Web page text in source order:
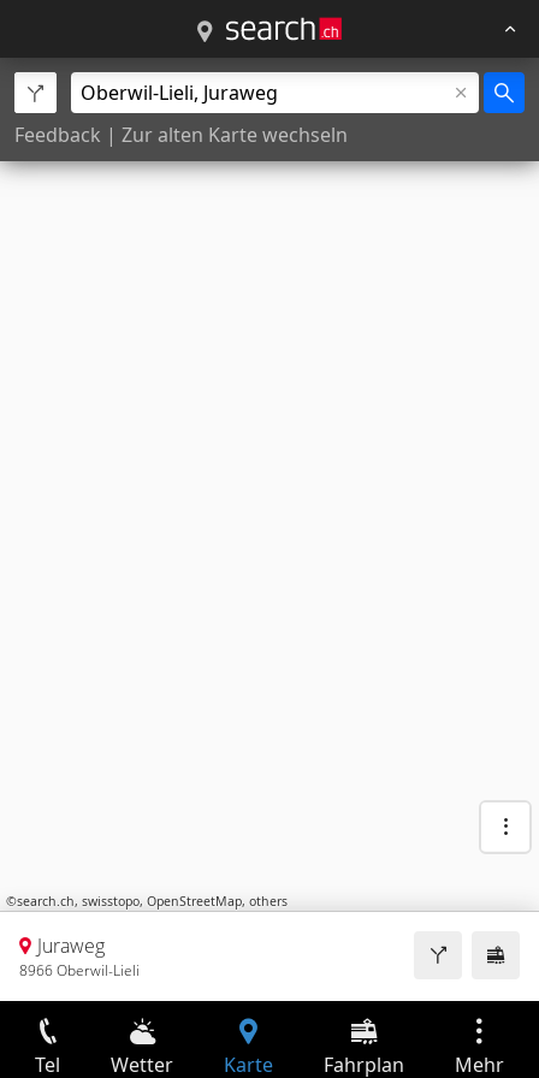
Feedback | Zur alten Karte wechseln
©search.ch, swisstopo, OpenStreetMap, others
Juraweg
8966 Oberwil-Lieli
Tel Wetter Karte Fahrplan Mehr